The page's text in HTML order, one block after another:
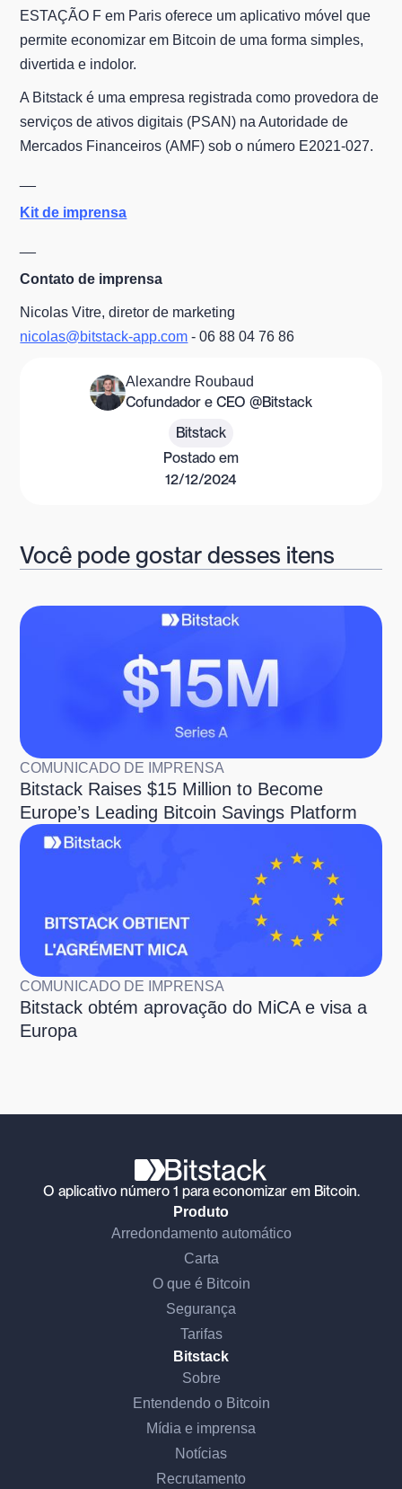
ESTAÇÃO F em Paris oferece um aplicativo móvel que
permite economizar em Bitcoin de uma forma simples,
divertida e indolor.
A Bitstack é uma empresa registrada como provedora de
serviços de ativos digitais (PSAN) na Autoridade de
Mercados Financeiros (AMF) sob o número E2021-027.
Kit de imprensa
Contato de imprensa
Nicolas Vitre, diretor de marketing
nicolas@bitstack-app.com - 06 88 04 76 86
Alexandre Roubaud
Cofundador e CEO @Bitstack
Bitstack
Postado em
12/12/2024
Você pode gostar desses itens
COMUNICADO DE IMPRENSA
Bitstack Raises $15 Million to Become
Europe’s Leading Bitcoin Savings Platform
COMUNICADO DE IMPRENSA
Bitstack obtém aprovação do MiCA e visa a
Europa
O aplicativo número 1 para economizar em Bitcoin.
Produto
Arredondamento automático
Carta
O que é Bitcoin
Segurança
Tarifas
Bitstack
Sobre
Entendendo o Bitcoin
Mídia e imprensa
Notícias
Recrutamento